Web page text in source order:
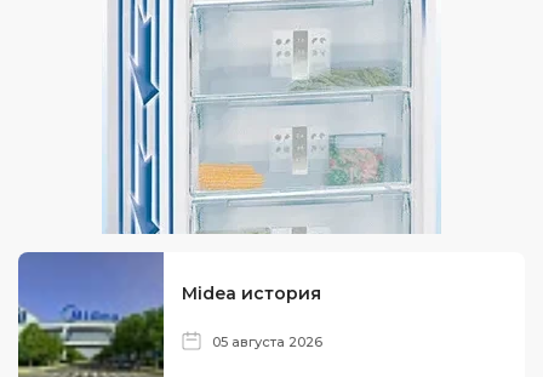
Midea история
05 августа 2026